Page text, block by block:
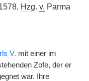
Hzg. v. Parma
V. mit einer im
Zofe, der er
war. Ihre